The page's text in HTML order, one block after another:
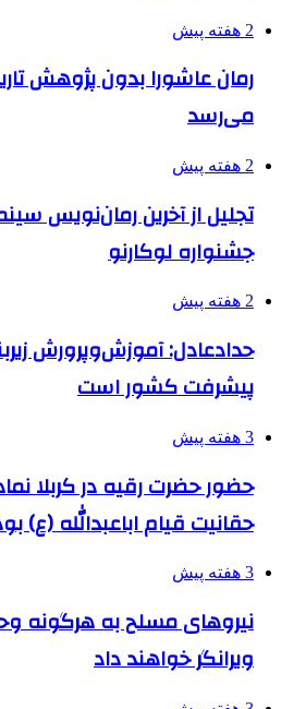
2 هفته پیش
رمان عاشورا بدون پژوهش
می‌رسد
2 هفته پیش
تجلیل از آخرین رمان‌نویس
جشنواره لوکارنو
2 هفته پیش
حدادعادل: آموزش‌وپرورش
پیشرفت کشور است
3 هفته پیش
حضور حضرت رقیه در کربلا
حقانیت قیام اباعبدالله (ع)
3 هفته پیش
نیروهای مسلح به هرگونه
ویرانگر خواهند داد